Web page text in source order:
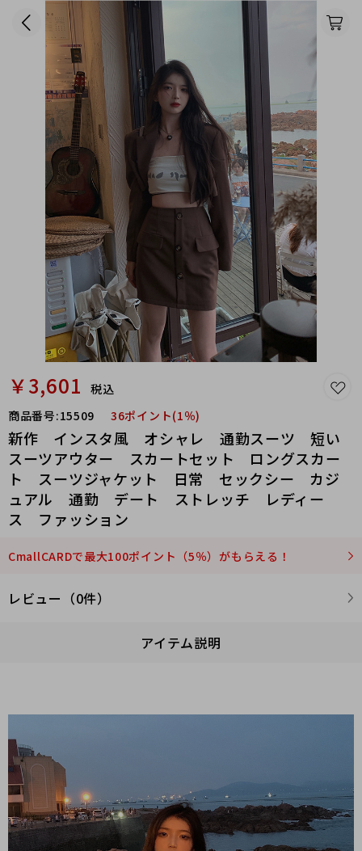
￥3,601
税込
商品番号:15509 36ポイント(1％)
新作 インスタ風 オシャレ 通勤スーツ 短い
スーツアウター スカートセット ロングスカー
ト スーツジャケット 日常 セックシー カジ
ュアル 通勤 デート ストレッチ レディー
ス ファッション
CmallCARDで最大100ポイント（5％）がもらえる！
レビュー（0件）
アイテム説明